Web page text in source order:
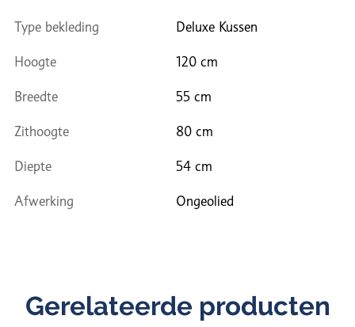
Type bekleding Deluxe Kussen
Hoogte 120 cm
Breedte 55 cm
Zithoogte 80 cm
Diepte 54 cm
Afwerking Ongeolied
Gerelateerde producten